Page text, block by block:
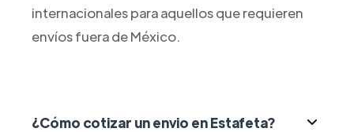
internacionales para aquellos que requieren
envíos fuera de México.
¿Cómo cotizar un envio en Estafeta?